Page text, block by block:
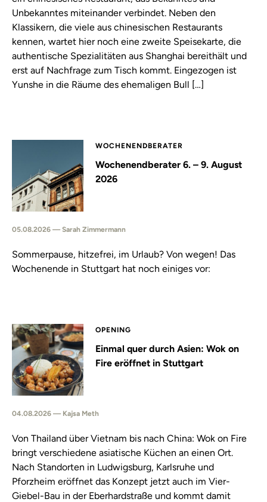
Unbekanntes miteinander verbindet. Neben den
Klassikern, die viele aus chinesischen Restaurants
kennen, wartet hier noch eine zweite Speisekarte, die
authentische Spezialitäten aus Shanghai bereithält und
erst auf Nachfrage zum Tisch kommt. Eingezogen ist
Yunshe in die Räume des ehemaligen Bull […]
WOCHENENDBERATER
Wochenendberater 6. – 9. August
2026
05.08.2026 — Sarah Zimmermann
Sommerpause, hitzefrei, im Urlaub? Von wegen! Das
Wochenende in Stuttgart hat noch einiges vor:
OPENING
Einmal quer durch Asien: Wok on
Fire eröffnet in Stuttgart
04.08.2026 — Kajsa Meth
Von Thailand über Vietnam bis nach China: Wok on Fire
bringt verschiedene asiatische Küchen an einen Ort.
Nach Standorten in Ludwigsburg, Karlsruhe und
Pforzheim eröffnet das Konzept jetzt auch im Vier-
Giebel-Bau in der Eberhardstraße und kommt damit